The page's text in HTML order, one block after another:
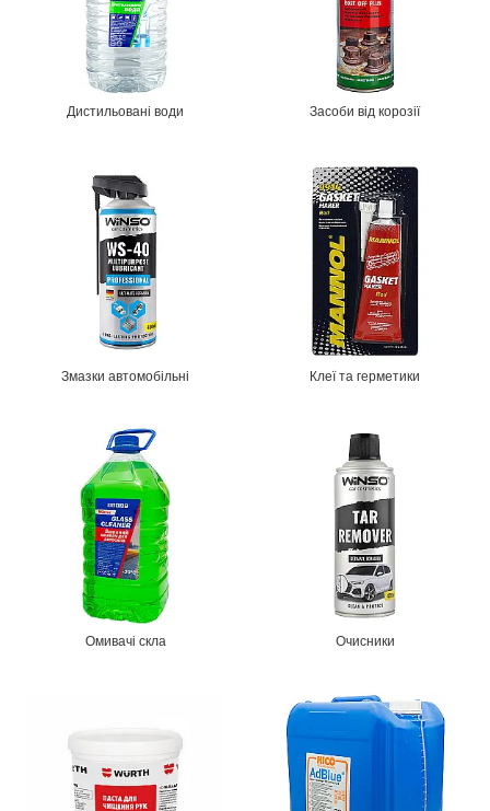
Дистильовані води Засоби від корозії
Змазки автомобільні Клеї та герметики
Омивачі скла Очисники